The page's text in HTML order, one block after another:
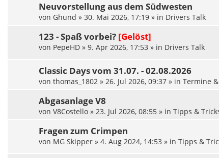
Neuvorstellung aus dem Südwesten
von Ghund » 30. Mai 2026, 17:19 » in Drivers Talk
123 - Spaß vorbei? [Gelöst]
von PepeHD » 9. Apr 2026, 17:53 » in Drivers Talk
Classic Days vom 31.07. - 02.08.2026
von thomas_1802 » 26. Jul 2026, 09:37 » in Termine
Abgasanlage V8
von V8Costello » 23. Jul 2026, 08:55 » in Tipps &
Fragen zum Crimpen
von MG Skipper » 4. Aug 2024, 14:53 » in Tipps &